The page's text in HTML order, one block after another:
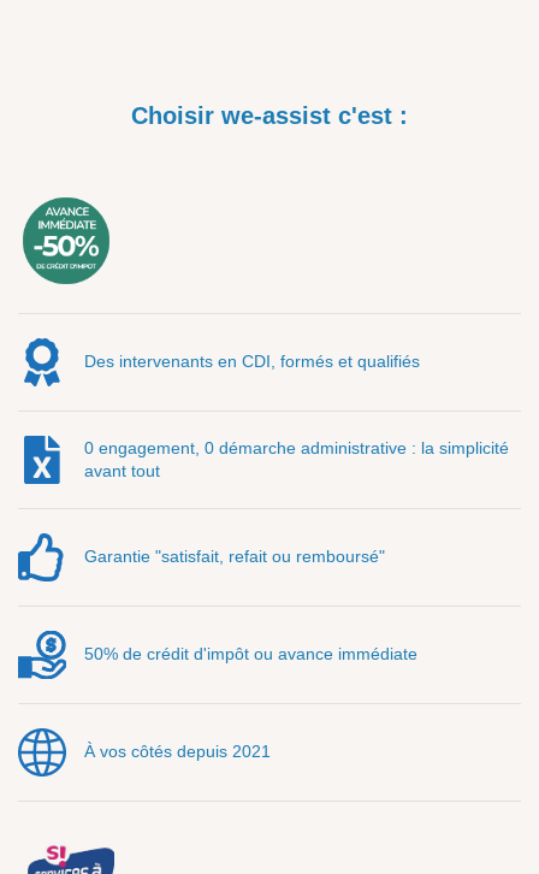
Choisir we-assist c'est :
Des intervenants en CDI, formés et qualifiés
0 engagement, 0 démarche administrative : la simplicité
avant tout
Garantie "satisfait, refait ou remboursé"
50% de crédit d'impôt ou avance immédiate
À vos côtés depuis 2021